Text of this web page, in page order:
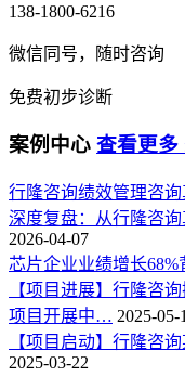
138-1800-6216
微信同号，随时咨询
免费初步诊断
案例中心 查看更多
行隆咨询绩效管理咨
深度复盘：从行隆咨
2026-04-07
芯片企业业绩增长
【项目进展】行隆咨
项目开展中… 2025-05-
【项目启动】行隆咨
2025-03-22